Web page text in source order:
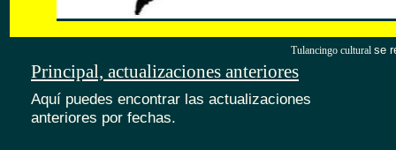
Tulancingo cultural se
Principal, actualizaciones anteriores
Aquí puedes encontrar las actualizaciones
anteriores por fechas.